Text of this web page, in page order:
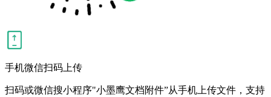
手机微信扫码上传
扫码或微信搜小程序"小墨鹰文档附件”从手机上传文件，支持